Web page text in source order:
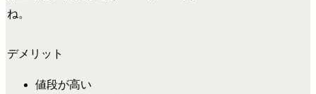
ね。
デメリット
値段が高い